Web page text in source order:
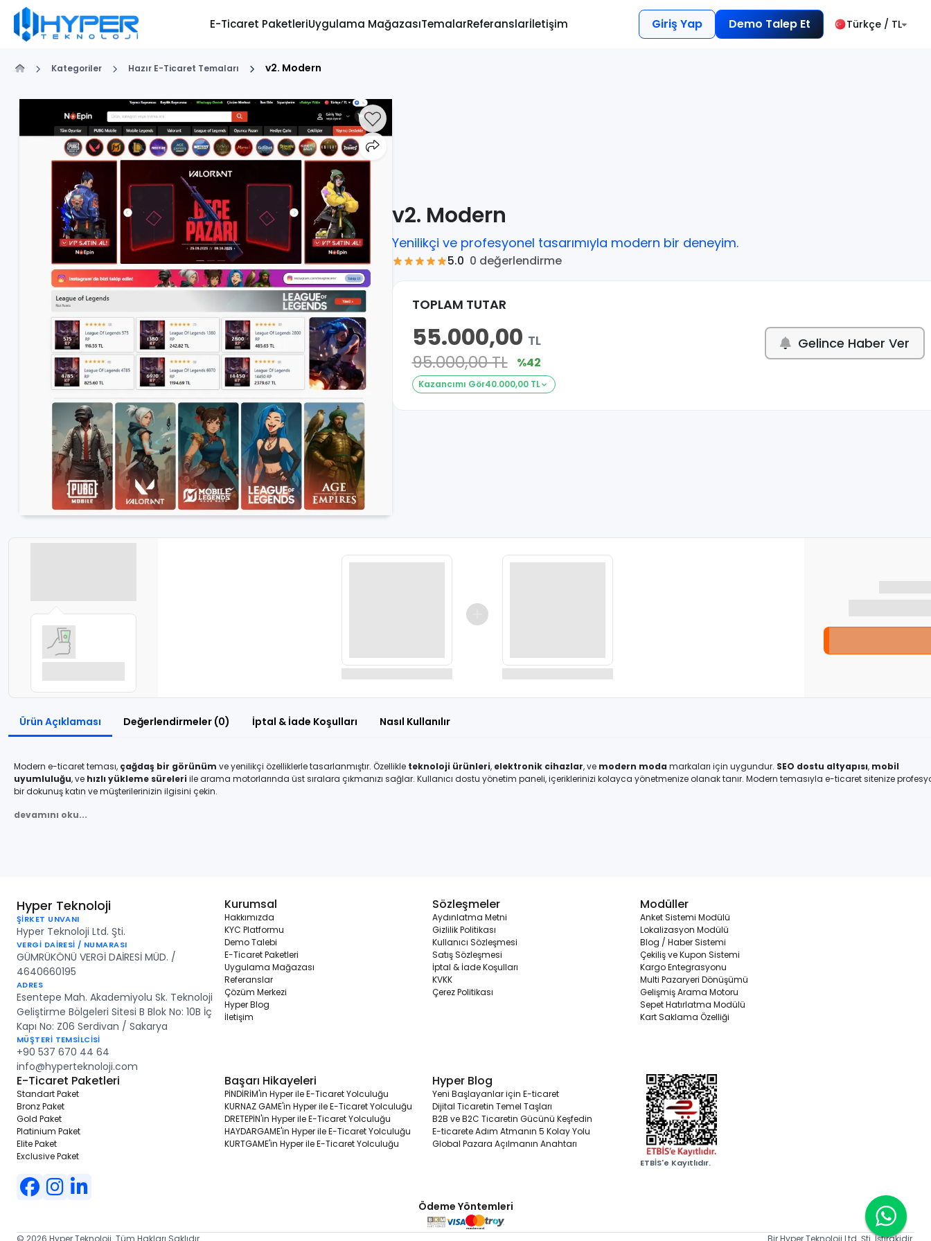
E-Ticaret PaketleriUygulama MağazasıTemalarReferanslarİletişim Giriş Yap Demo Talep Et Türkçe / TL
Kategoriler Hazır E-Ticaret Temaları v2. Modern
v2. Modern
Yenilikçi ve profesyonel tasarımıyla modern bir deneyim.
5.0 0 değerlendirme
TOPLAM TUTAR
55.000,00 TL
95.000,00 TL %42
Kazancımı Gör40.000,00 TL
Gelince Haber Ver
Ürün Açıklaması Değerlendirmeler (0) İptal & İade Koşulları Nasıl Kullanılır
Modern e-ticaret teması, çağdaş bir görünüm ve yenilikçi özelliklerle tasarlanmıştır. Özellikle teknoloji ürünleri, elektronik cihazlar, ve modern moda markaları için uygundur. SEO dostu altyapısı, mobil
uyumluluğu, ve hızlı yükleme süreleri ile arama motorlarında üst sıralara çıkmanızı sağlar. Kullanıcı dostu yönetim paneli, içeriklerinizi kolayca yönetmenize olanak tanır. Modern temasıyla e-ticaret sitenize
bir dokunuş katın ve müşterilerinizin ilgisini çekin.
devamını oku...
Hyper Teknoloji
ŞİRKET UNVANI
Hyper Teknoloji Ltd. Şti.
VERGİ DAİRESİ / NUMARASI
GÜMRÜKÖNÜ VERGİ DAİRESİ MÜD. /
4640660195
ADRES
Esentepe Mah. Akademiyolu Sk. Teknoloji
Geliştirme Bölgeleri Sitesi B Blok No: 10B İç
Kapı No: Z06 Serdivan / Sakarya
MÜŞTERİ TEMSİLCİSİ
+90 537 670 44 64
info@hyperteknoloji.com
Kurumsal
Hakkımızda
KYC Platformu
Demo Talebi
E-Ticaret Paketleri
Uygulama Mağazası
Referanslar
Çözüm Merkezi
Hyper Blog
İletişim
Sözleşmeler
Aydınlatma Metni
Gizlilik Politikası
Kullanıcı Sözleşmesi
Satış Sözleşmesi
İptal & İade Koşulları
KVKK
Çerez Politikası
Modüller
Anket Sistemi Modülü
Lokalizasyon Modülü
Blog / Haber Sistemi
Çekiliş ve Kupon Sistemi
Kargo Entegrasyonu
Multi Pazaryeri Dönüşümü
Gelişmiş Arama Motoru
Sepet Hatırlatma Modülü
Kart Saklama Özelliği
E-Ticaret Paketleri
Standart Paket
Bronz Paket
Gold Paket
Platinium Paket
Elite Paket
Exclusive Paket
Başarı Hikayeleri
PİNDİRİM'in Hyper ile E-Ticaret Yolculuğu
KURNAZ GAME'in Hyper ile E-Ticaret Yolculuğu
DRETEPİN'in Hyper ile E-Ticaret Yolculuğu
HAYDARGAME'in Hyper ile E-Ticaret Yolculuğu
KURTGAME'in Hyper ile E-Ticaret Yolculuğu
Hyper Blog
Yeni Başlayanlar için E-ticaret
Dijital Ticaretin Temel Taşları
B2B ve B2C Ticaretin Gücünü Keşfedin
E-ticarete Adım Atmanın 5 Kolay Yolu
Global Pazara Açılmanın Anahtarı
ETBİS'e Kayıtlıdır.
Ödeme Yöntemleri
© 2026 Hyper Teknoloji. Tüm Hakları Saklıdır. Bir Hyper Teknoloji Ltd. Şti. İştirakidir.